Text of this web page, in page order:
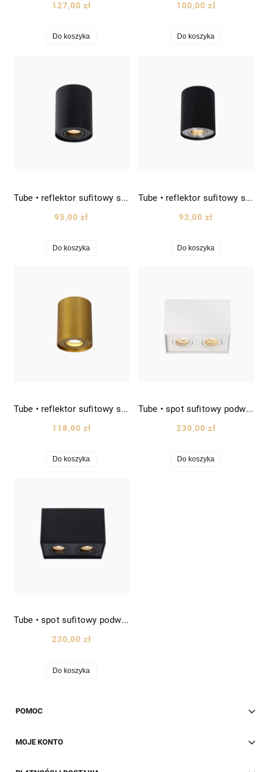
127,00 zł
Do koszyka
100,00 zł
Do koszyka
Tube • reflektor sufitowy spot downlight tuba wys. 12,5cm czarny
95,00 zł
Do koszyka
Tube • reflektor sufitowy spot downlight tuba wys. 12,5cm czarny/srebrny
93,00 zł
Do koszyka
Tube • reflektor sufitowy spot downlight wys. 12,5cm złoty
118,00 zł
Do koszyka
Tube • spot sufitowy podwójny prostokątny prostopadłościan wys. 12,5cm biały
230,00 zł
Do koszyka
Tube • spot sufitowy podwójny prostokątny prostopadłościan wys. 12,5cm czarny
230,00 zł
Do koszyka
POMOC
MOJE KONTO